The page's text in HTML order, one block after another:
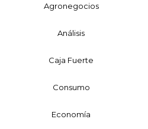
Agronegocios
Análisis
Caja Fuerte
Consumo
Economía